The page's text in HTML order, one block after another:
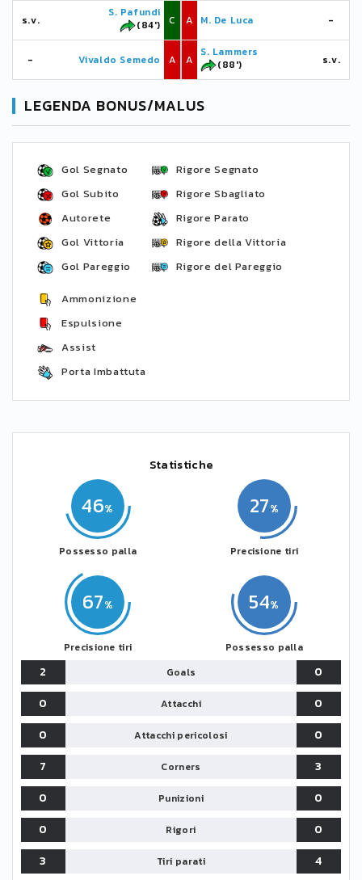
s.v.
S. Pafundi
(84')
C
- Vivaldo Semedo A
A M. De Luca -
A
S. Lammers
(88')
s.v.
LEGENDA BONUS/MALUS
Gol Segnato
Gol Subito
Autorete
Gol Vittoria
Gol Pareggio
Rigore Segnato
Rigore Sbagliato
Rigore Parato
Rigore della Vittoria
Rigore del Pareggio
Ammonizione
Espulsione
Assist
Porta Imbattuta
Statistiche
46
Possesso palla
67
Precisione tiri
54
Possesso palla
27
Precisione tiri
2 Goals
0
0
Attacchi
0
0
Attacchi pericolosi
0
7
Corners
3
0
Punizioni
0
0
Rigori
0
3
Tiri parati 4